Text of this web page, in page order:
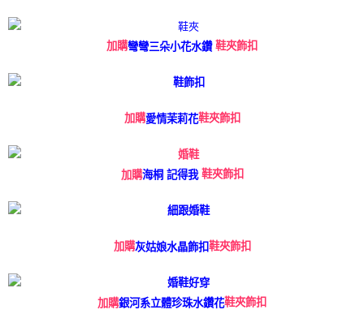
加購彎彎三朵小花水鑽 鞋夾飾扣
加購愛情茉莉花鞋夾飾扣
加購海桐 記得我 鞋夾飾扣
加購灰姑娘水晶飾扣鞋夾飾扣
加購銀河系立體珍珠水鑽花鞋夾飾扣